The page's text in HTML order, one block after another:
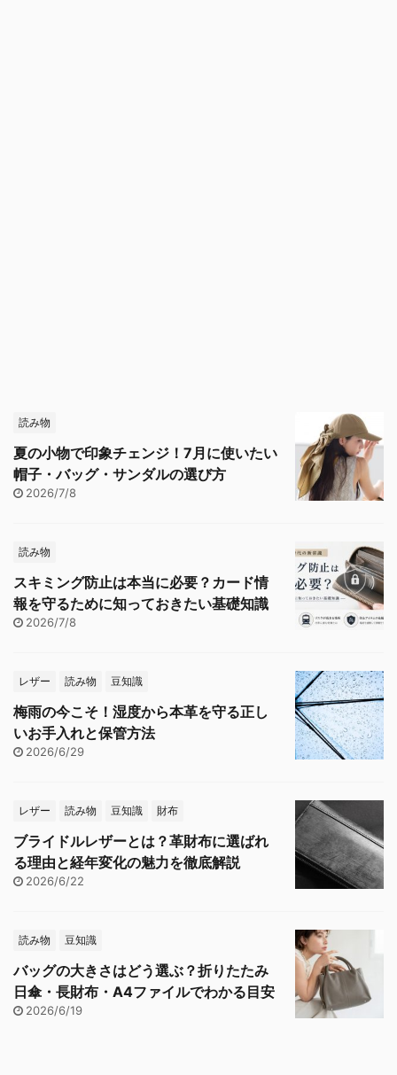
読み物
夏の小物で印象チェンジ！7月に使いたい
帽子・バッグ・サンダルの選び方
2026/7/8
読み物
スキミング防止は本当に必要？カード情
報を守るために知っておきたい基礎知識
2026/7/8
レザー 読み物 豆知識
梅雨の今こそ！湿度から本革を守る正し
いお手入れと保管方法
2026/6/29
レザー 読み物 豆知識 財布
ブライドルレザーとは？革財布に選ばれ
る理由と経年変化の魅力を徹底解説
2026/6/22
読み物 豆知識
バッグの大きさはどう選ぶ？折りたたみ
日傘・長財布・A4ファイルでわかる目安
2026/6/19